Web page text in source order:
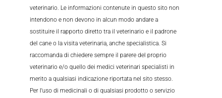
veterinario. Le informazioni contenute in questo sito non
intendono e non devono in alcun modo andare a
sostituire il rapporto diretto tra il veterinario e il padrone
del cane o la visita veterinaria, anche specialistica. Si
raccomanda di chiedere sempre il parere del proprio
veterinario e/o quello dei medici veterinari specialisti in
merito a qualsiasi indicazione riportata nel sito stesso.
Per l’uso di medicinali o di qualsiasi prodotto o servizio